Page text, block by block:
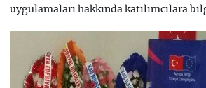
uygulamaları hakkında katılımcılara